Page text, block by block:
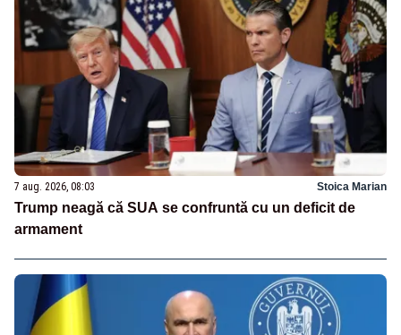
7 aug. 2026, 08:03 Stoica Marian
Trump neagă că SUA se confruntă cu un deficit de
armament